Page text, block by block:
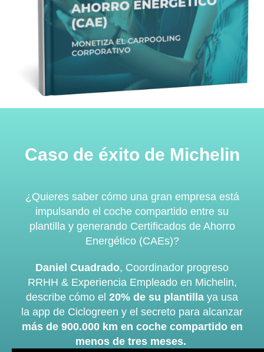
Caso de éxito de Michelin
¿Quieres saber cómo una gran empresa está
impulsando el coche compartido entre su
plantilla y generando Certificados de Ahorro
Energético (CAEs)?
Daniel Cuadrado, Coordinador progreso
RRHH & Experiencia Empleado en Michelin,
describe cómo el 20% de su plantilla ya usa
la app de Ciclogreen y el secreto para alcanzar
más de 900.000 km en coche compartido en
menos de tres meses.